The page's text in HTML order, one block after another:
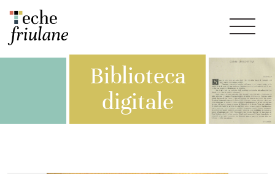
Biblioteca
digitale